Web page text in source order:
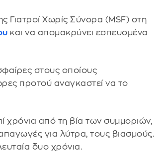
Γιατροί Χωρίς Σύνορα (MSF) στη
και να απομακρύνει εσπευσμένα
στους οποίους
προτού αναγκαστεί να το
χρόνια από τη βία των συμμοριών,
για λύτρα, τους βιασμούς.
δυο χρόνια.